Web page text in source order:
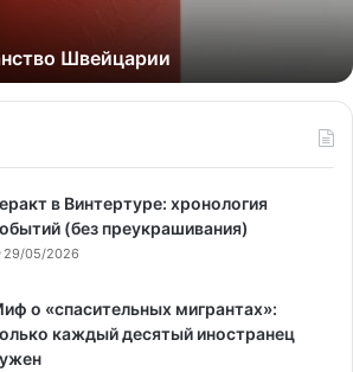
Швейцарии
в Винтертуре: хронология
(без преукрашивания)
29/05/2026
о «спасительных мигрантах»:
каждый десятый иностранец